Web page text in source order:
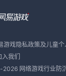
游戏隐私政策及儿童个
入我们
2026 网络游戏行业防